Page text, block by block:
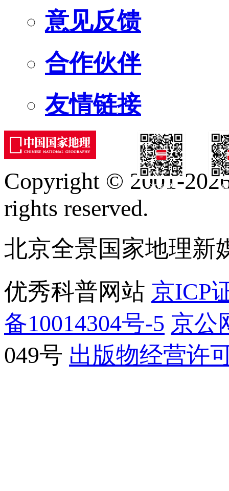
意见反馈
合作伙伴
友情链接
订阅号
Copyright © 2001-
rights reserved.
北京全景国家地理新
优秀科普网站 京ICP
备10014304号-5 京公
049号 出版物经营许